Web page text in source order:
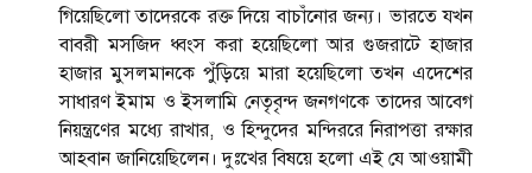
গিয়েছিলো তাদেরকে রক্ত দিয়ে বাচাঁনোর জন্য। ভারতে যখন
বাবরী মসজিদ ধ্বংস করা হয়েছিলো আর গুজরাটে হাজার
হাজার মুসলমানকে পুঁড়িয়ে মারা হয়েছিলো তখন এদেশের
সাধারণ ইমাম ও ইসলামি নেতৃবৃন্দ জনগণকে তাদের আবেগ
নিয়ন্ত্রণের মধ্যে রাখার, ও হিন্দুদের মন্দিররে নিরাপত্তা রক্ষার
আহবান জানিয়েছিলেন। দুঃখের বিষয়ে হলো এই যে আওয়ামী